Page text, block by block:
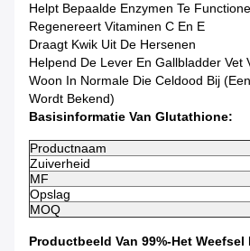
Helpt Bepaalde Enzymen Te
Regenereert Vitaminen C En E
Draagt Kwik Uit De Hersenen
Helpend De Lever En Gallbladder Vet
Woon In Normale Die Celdood Bij
Wordt Bekend)
Basisinformatie Van Glutathione:
Productnaam
Zuiverheid
MF
Opslag
MOQ
Productbeeld Van 99%-Het Weefsel